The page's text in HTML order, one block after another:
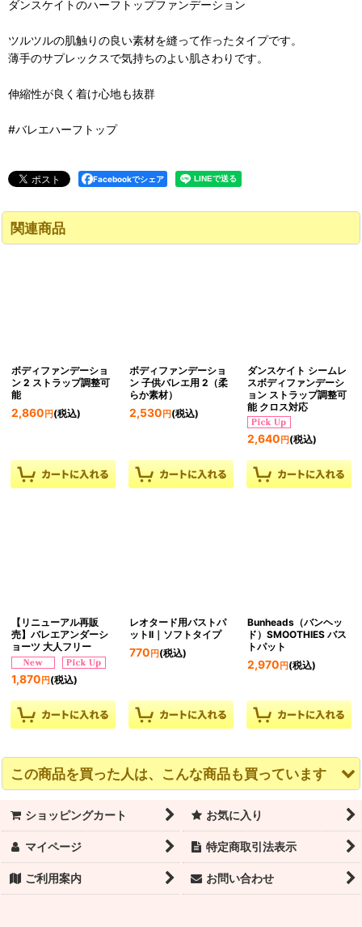
ダンスケイトのハーフトップファンデーション
ツルツルの肌触りの良い素材を縫って作ったタイプです。
薄手のサプレックスで気持ちのよい肌さわりです。
伸縮性が良く着け心地も抜群
#バレエハーフトップ
Facebookでシェア
関連商品
ボディファンデーショ
ン 2 ストラップ調整可
能
2,860 円 (税込)
ボディファンデーショ
ン 子供バレエ用 2（柔
らか素材）
2,530 円(税込)
ダンスケイト シームレ
スボディファンデーシ
ョン ストラップ調整可
能 クロス対応
2,640 円(税込)
【リニューアル再販
売】バレエアンダーシ
ョーツ 大人フリー
1,870 円 (税込)
レオタード用バストパ
ットII｜ソフトタイプ
770 円(税込)
Bunheads（バンヘッ
ド）SMOOTHIES バス
トパット
2,970 円(税込)
この商品を買った人は、こんな商品も買っています
ショッピングカート お気に入り
マイページ 特定商取引法表示
ご利用案内 お問い合わせ